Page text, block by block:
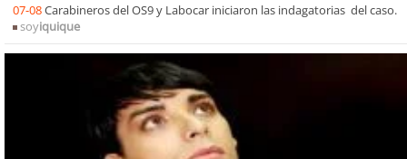
07-08Carabineros del OS9 y Labocar iniciaron las indagatorias del caso.
soyiquique